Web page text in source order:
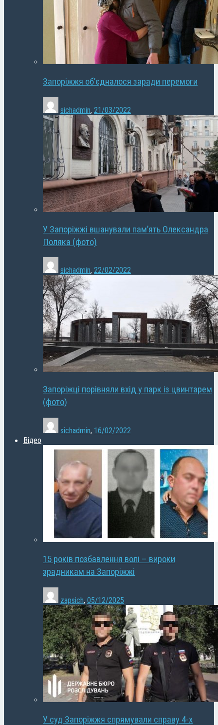
Запоріжжя об’єдналося заради перемоги
sichadmin, 21/03/2022
У Запоріжжі вшанували пам’ять Олександра
Поляка (фото)
sichadmin, 22/02/2022
Запоріжці порівняли вхід у парк із цвинтарем
(фото)
sichadmin, 16/02/2022
Відео
15 років позбавлення волі – вироки
зрадникам на Запоріжжі
zapsich, 05/12/2025
У суд Запоріжжя спрямували справу 4-х